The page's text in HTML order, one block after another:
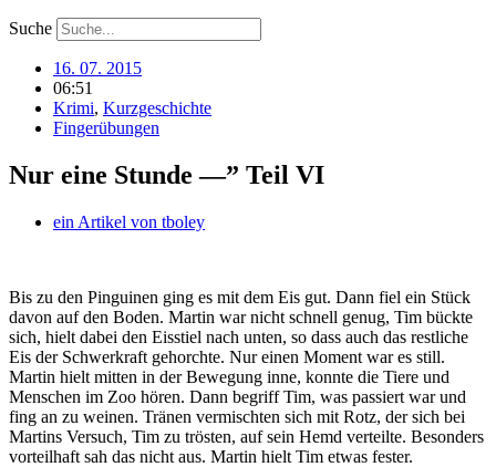
Suche
16. 07. 2015
06:51
Krimi, Kurzgeschichte
Fingerübungen
Nur eine Stunde —” Teil VI
ein Artikel von tboley
Bis zu den Pinguinen ging es mit dem Eis gut. Dann fiel ein Stück
davon auf den Boden. Martin war nicht schnell genug, Tim bückte
sich, hielt dabei den Eisstiel nach unten, so dass auch das restliche
Eis der Schwerkraft gehorchte. Nur einen Moment war es still.
Martin hielt mitten in der Bewegung inne, konnte die Tiere und
Menschen im Zoo hören. Dann begriff Tim, was passiert war und
fing an zu weinen. Tränen vermischten sich mit Rotz, der sich bei
Martins Versuch, Tim zu trösten, auf sein Hemd verteilte. Besonders
vorteilhaft sah das nicht aus. Martin hielt Tim etwas fester.